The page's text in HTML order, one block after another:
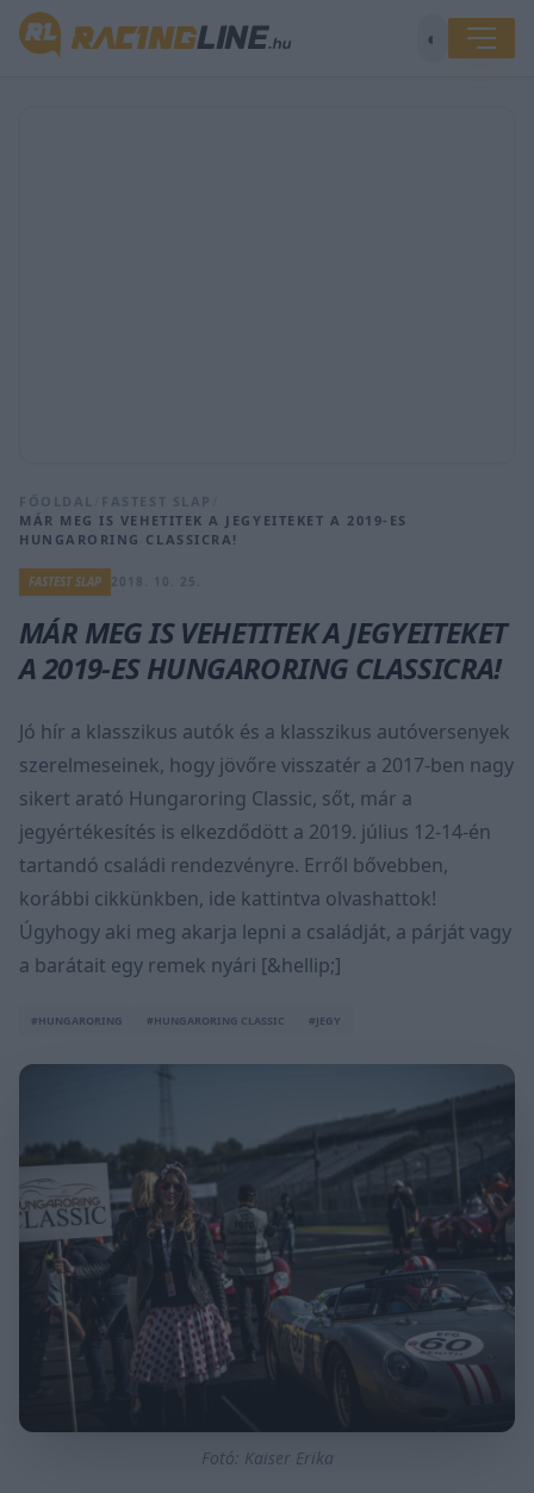
◐
FŐOLDAL FASTEST SLAP
MÁR MEG IS VEHETITEK A JEGYEITEKET A 2019-ES
HUNGARORING CLASSICRA!
FASTEST SLAP
MÁR MEG IS VEHETITEK A JEGYEITEKET
A 2019-ES HUNGARORING CLASSICRA!
Jó hír a klasszikus autók és a klasszikus autóversenyek
szerelmeseinek, hogy jövőre visszatér a 2017-ben nagy
sikert arató Hungaroring Classic, sőt, már a
jegyértékesítés is elkezdődött a 2019. július 12-14-én
tartandó családi rendezvényre. Erről bővebben,
korábbi cikkünkben, ide kattintva olvashattok!
Úgyhogy aki meg akarja lepni a családját, a párját vagy
a barátait egy remek nyári [&hellip;]
#HUNGARORING #HUNGARORING CLASSIC #JEGY
Fotó: Kaiser Erika